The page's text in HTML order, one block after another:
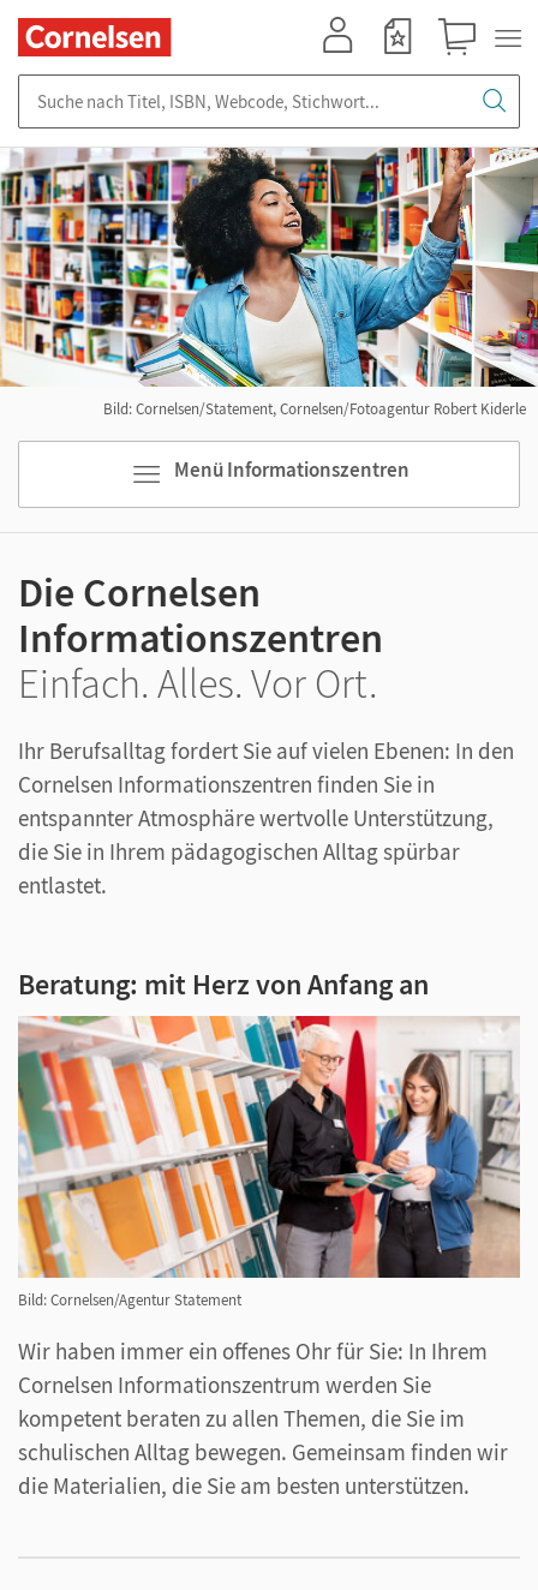
Menü Informationszentren
Bild: Cornelsen/Statement, Cornelsen/Fotoagentur Robert Kiderle
Die Cornelsen
Informationszentren
Einfach. Alles. Vor Ort.
Ihr Berufsalltag fordert Sie auf vielen Ebenen: In den
Cornelsen Informationszentren finden Sie in
entspannter Atmosphäre wertvolle Unterstützung,
die Sie in Ihrem pädagogischen Alltag spürbar
entlastet.
Beratung: mit Herz von Anfang an
Bild: Cornelsen/Agentur Statement
Wir haben immer ein offenes Ohr für Sie: In Ihrem
Cornelsen Informationszentrum werden Sie
kompetent beraten zu allen Themen, die Sie im
schulischen Alltag bewegen. Gemeinsam finden wir
die Materialien, die Sie am besten unterstützen.